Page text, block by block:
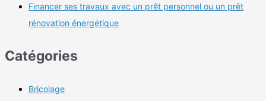
Financer ses travaux avec un prêt personnel ou un prêt
rénovation énergétique
Catégories
Bricolage